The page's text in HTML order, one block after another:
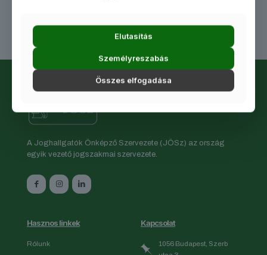
A Joghallgatók Önképző Szervezete (JÖSz) az ország
egyik vezető jogszakmai szervezete.
Hasznos linkek
Rólunk
Kapcsolat
1056 Budapest, Szerb
Elutasítás
Személyreszabás
Összes elfogadása